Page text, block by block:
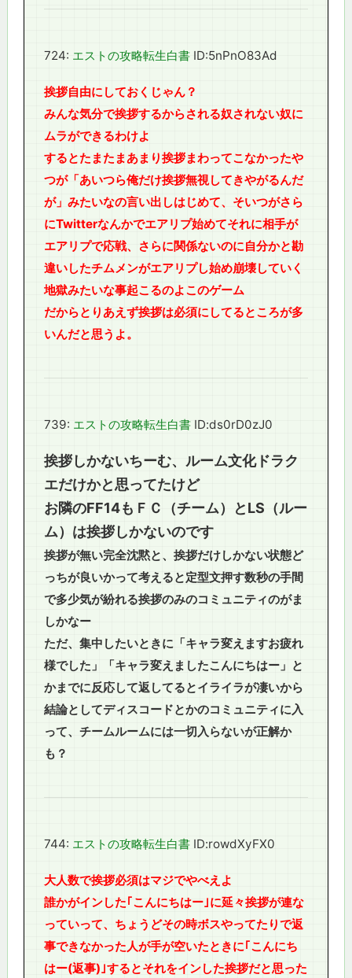
724: エストの攻略転生白書 ID:5nPnO83Ad
挨拶自由にしておくじゃん？
みんな気分で挨拶するからされる奴されない奴に
ムラができるわけよ
するとたまたまあまり挨拶まわってこなかったや
つが「あいつら俺だけ挨拶無視してきやがるんだ
が」みたいなの言い出しはじめて、そいつがさら
にTwitterなんかでエアリプ始めてそれに相手が
エアリプで応戦、さらに関係ないのに自分かと勘
違いしたチムメンがエアリプし始め崩壊していく
地獄みたいな事起こるのよこのゲーム
だからとりあえず挨拶は必須にしてるところが多
いんだと思うよ。
739: エストの攻略転生白書 ID:ds0rD0zJ0
挨拶しかないちーむ、ルーム文化ドラク
エだけかと思ってたけど
お隣のFF14もＦＣ（チーム）とLS（ルー
ム）は挨拶しかないのです
挨拶が無い完全沈黙と、挨拶だけしかない状態ど
っちが良いかって考えると定型文押す数秒の手間
で多少気が紛れる挨拶のみのコミュニティのがま
しかなー
ただ、集中したいときに「キャラ変えますお疲れ
様でした」「キャラ変えましたこんにちはー」と
かまでに反応して返してるとイライラが凄いから
結論としてディスコードとかのコミュニティに入
って、チームルームには一切入らないが正解か
も？
744: エストの攻略転生白書 ID:rowdXyFX0
大人数で挨拶必須はマジでやべえよ
誰かがインした｢こんにちはー｣に延々挨拶が連な
っていって、ちょうどその時ボスやってたりで返
事できなかった人が手が空いたときに｢こんにち
はー(返事)｣するとそれをインした挨拶だと思った